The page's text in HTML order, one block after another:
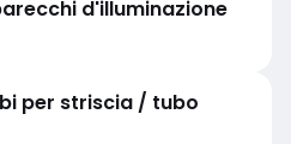
d'illuminazione
per striscia / tubo